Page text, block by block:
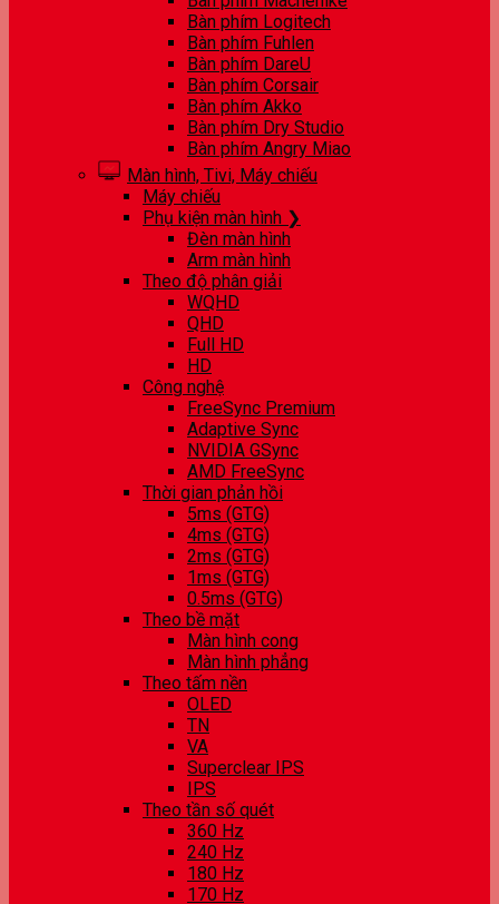
Bàn phím Logitech
Bàn phím Fuhlen
Bàn phím DareU
Bàn phím Corsair
Bàn phím Akko
Bàn phím Dry Studio
Bàn phím Angry Miao
Màn hình, Tivi, Máy chiếu
Máy chiếu
Phụ kiện màn hình ❯
Đèn màn hình
Arm màn hình
Theo độ phân giải
WQHD
QHD
Full HD
HD
Công nghệ
FreeSync Premium
Adaptive Sync
NVIDIA GSync
AMD FreeSync
Thời gian phản hồi
5ms (GTG)
4ms (GTG)
2ms (GTG)
1ms (GTG)
0.5ms (GTG)
Theo bề mặt
Màn hình cong
Màn hình phẳng
Theo tấm nền
OLED
TN
VA
Superclear IPS
IPS
Theo tần số quét
360 Hz
240 Hz
180 Hz
170 Hz